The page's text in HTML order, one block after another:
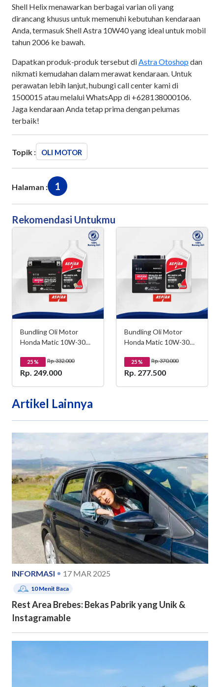
Shell Helix menawarkan berbagai varian oli yang
dirancang khusus untuk memenuhi kebutuhan kendaraan
Anda, termasuk Shell Astra 10W40 yang ideal untuk mobil
tahun 2006 ke bawah.
Dapatkan produk-produk tersebut diAstra Otoshop dan
nikmati kemudahan dalam merawat kendaraan. Untuk
perawatan lebih lanjut, hubungi call center kami di
1500015 atau melalui WhatsApp di +628138000106.
Jaga kendaraan Anda tetap prima dengan pelumas
terbaik!
Topik : OLI MOTOR
Halaman : 1
Rekomendasi Untukmu
Bundling Oli Motor
Honda Matic 10W-30
ASPIRA GTZ6V MF (5
Ah)
25% Rp. 332.000
Rp. 249.000
Bundling Oli Motor
Honda Matic 10W-30
motor ASPIRA GTZ-
7VMF
25% Rp. 370.000
Rp. 277.500
Artikel Lainnya
INFORMASI 17 MAR 2025
10Menit Baca
Rest Area Brebes: Bekas Pabrik yang Unik &
Instagramable